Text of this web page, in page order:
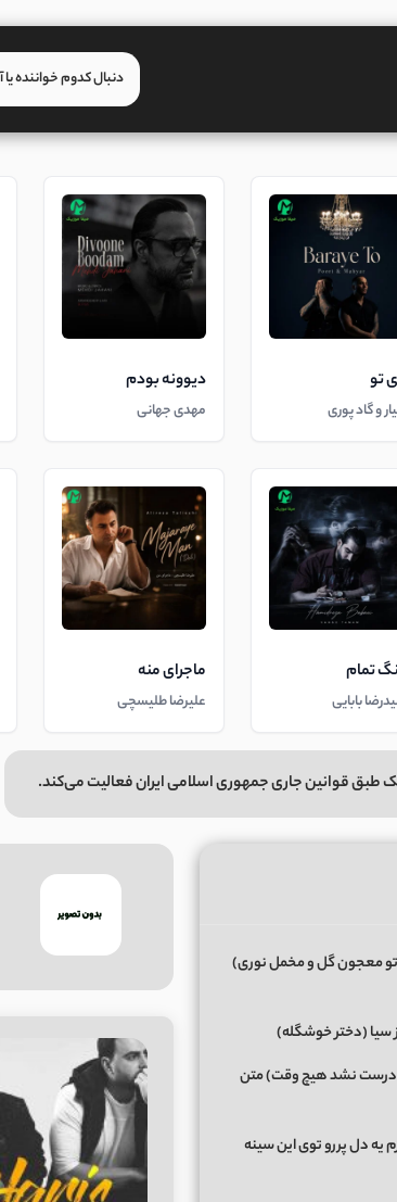
تو
و گاد پوری
دیوونه بودم
مهدی جهانی
تمام
بابایی
ماجرای منه
علیرضا طلیسچی
طبق قوانین جاری جمهوری اسلامی ایران فعالیت می‌کند.
معجون گل و مخمل نوری)
سیا (دختر خوشگله)
درست نشد هیچ وقت) متن
یه دل پررو توی این سینه